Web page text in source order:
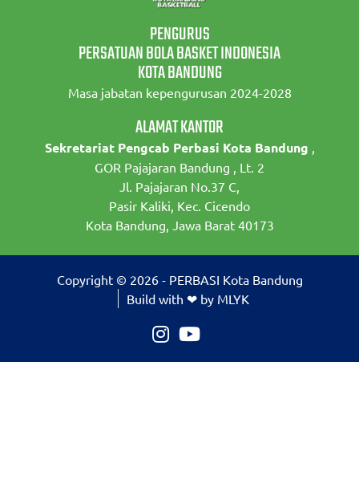
PENGURUS
PERSATUAN BOLA BASKET INDONESIA
KOTA BANDUNG
Masa jabatan kepengurusan 2024-2028
ALAMAT KANTOR
Sekretariat Pengcab Perbasi Kota Bandung ,
GOR Pajajaran Bandung , Lt. 2
Jl. Pajajaran No.37 C,
Pasir Kaliki, Kec. Cicendo
Kota Bandung, Jawa Barat 40173
Copyright © 2026 - PERBASI Kota Bandung
Build with ❤ by MLYK